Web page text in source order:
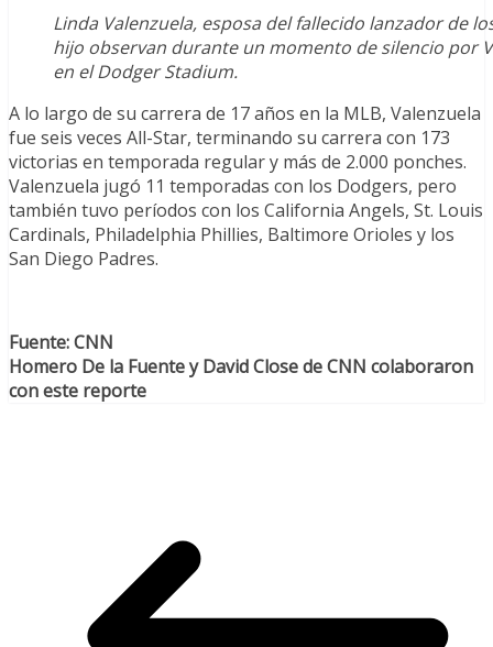
Linda Valenzuela, esposa del fallecido lanzador de
hijo observan durante un momento de silencio por
en el Dodger Stadium.
A lo largo de su carrera de 17 años en la MLB, Valenzuela
fue seis veces All-Star, terminando su carrera con 173
victorias en temporada regular y más de 2.000 ponches.
Valenzuela jugó 11 temporadas con los Dodgers, pero
también tuvo períodos con los California Angels, St. Louis
Cardinals, Philadelphia Phillies, Baltimore Orioles y los
San Diego Padres.
Fuente: CNN
Homero De la Fuente y David Close de CNN colaboraron
con este reporte